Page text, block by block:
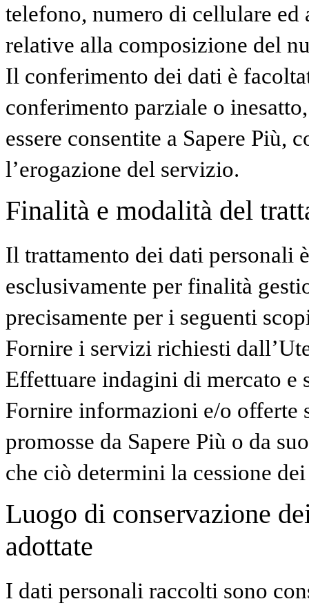
telefono, numero di cellulare
relative alla composizione del
Il conferimento dei dati è
conferimento parziale o
essere consentite a Sapere Più,
l’erogazione del servizio.
Finalità e modalità del
Il trattamento dei dati personali
esclusivamente per finalità
precisamente per i seguenti
Fornire i servizi richiesti
Effettuare indagini di mercato e
Fornire informazioni e/o
promosse da Sapere Più o da
che ciò determini la cessione
Luogo di conservazione
adottate
I dati personali raccolti sono